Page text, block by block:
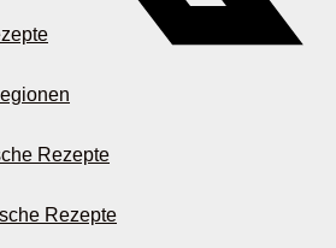
Rezepte
Rezepte